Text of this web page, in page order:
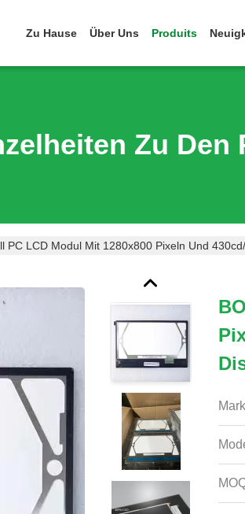
Zu Hause Über Uns Produits
Zu Den
PC LCD Modul Mit 1280x800 Pixeln Und